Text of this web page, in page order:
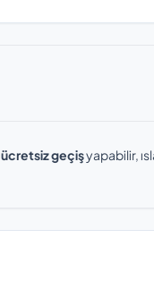
ücretsiz geçişyapabilir,